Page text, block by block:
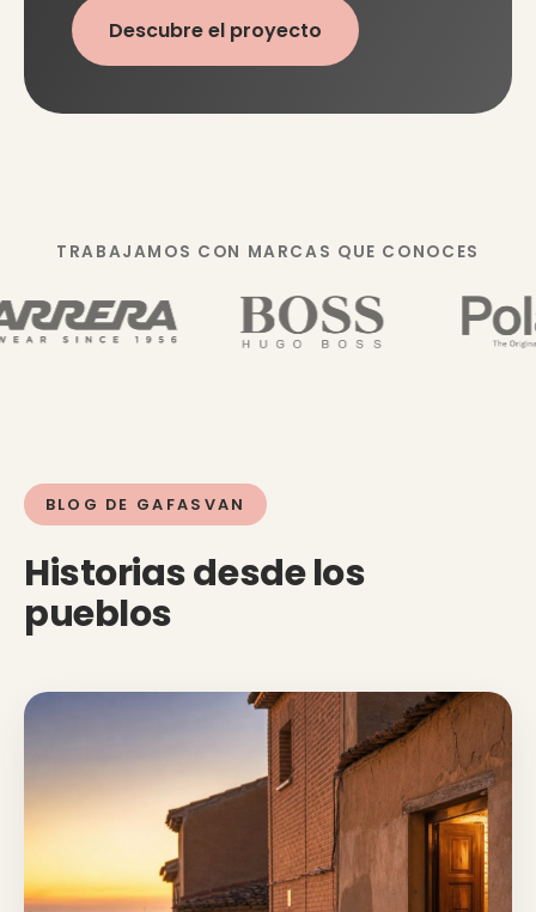
Descubre el proyecto
TRABAJAMOS CON MARCAS QUE CONOCES
BLOG DE GAFASVAN
Historias desde los
pueblos